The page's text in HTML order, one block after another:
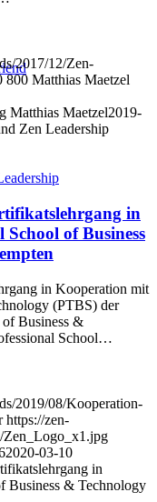
2017/12/Zen-
800 Matthias Maetzel
Matthias Maetzel2019-
Zen Leadership
in
of Business
in Kooperation mit
(PTBS) der
Business &
School…
2019/08/Kooperation-
https://zen-
Zen_Logo_x1.jpg
2020-03-10
in
Business & Technology